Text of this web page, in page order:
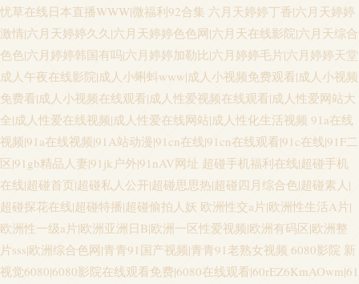
忧草在线日本直播WWW|微福利92合集 六月天婷婷丁香|六月天婷婷
激情|六月天婷婷久久|六月天婷婷色色网|六月天在线影院|六月天综合
色色|六月婷婷韩国有吗|六月婷婷加勒比|六月婷婷毛片|六月婷婷天堂
成人午夜在线影院|成人小蝌蚪www|成人小视频免费观看|成人小视频
免费看|成人小视频在线观看|成人性爱视频在线观看|成人性爱网站大
全|成人性爱在线视频|成人性爱在线网站|成人性化生活视频 91a在线
视频|91a在线视频|91A站动漫|91cn在线|91cn在线观看|91c在线|91F二
区|91gb精品人妻|91jk户外|91nAV网址 超碰手机福利在线|超碰手机
在线|超碰首页|超碰私人公开|超碰思思热|超碰四月综合色|超碰素人|
超碰探花在线|超碰特播|超碰偷拍人妖 欧洲性交a片|欧洲性生活A片|
欧洲性一级a片|欧洲亚洲日B|欧洲一区性爱视频|欧洲有码区|欧洲整
片sss|欧洲综合色网|青青91国产视频|青青91老熟女视频 6080影院 新
视觉6080|6080影院在线观看免费|6080在线观看|60rEZ6KmAOwm|61